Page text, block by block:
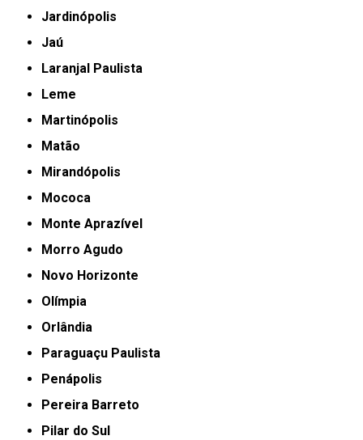
Jardinópolis
Jaú
Laranjal Paulista
Leme
Martinópolis
Matão
Mirandópolis
Mococa
Monte Aprazível
Morro Agudo
Novo Horizonte
Olímpia
Orlândia
Paraguaçu Paulista
Penápolis
Pereira Barreto
Pilar do Sul